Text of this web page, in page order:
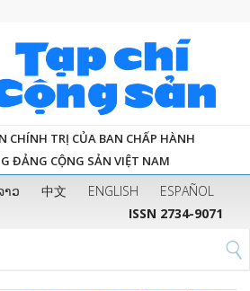
CHÍNH TRỊ CỦA BAN CHẤP HÀNH
ĐẢNG CỘNG SẢN VIỆT NAM
າວ 中文 ENGLISH
ESPAÑOL
ISSN 2734-9071